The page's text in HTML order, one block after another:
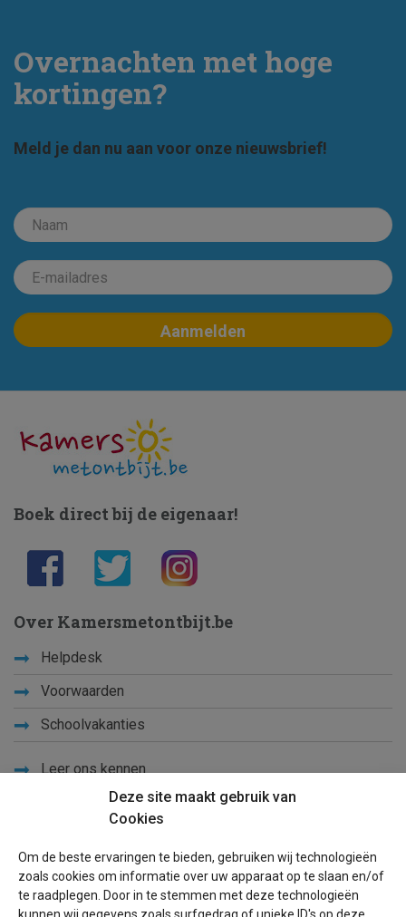
Overnachten met hoge
kortingen?
Meld je dan nu aan voor onze nieuwsbrief!
Deze site maakt gebruik van
Cookies
Om de beste ervaringen te bieden, gebruiken wij technologieën
zoals cookies om informatie over uw apparaat op te slaan en/of
te raadplegen. Door in te stemmen met deze technologieën
Boek direct bij de eigenaar!
Over Kamersmetontbijt.be
Helpdesk
Voorwaarden
Schoolvakanties
Leer ons kennen
Sitemap
Blog